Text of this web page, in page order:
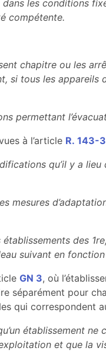
dans les conditions
compétente.
chapitre ou les
si tous les appareils
permettant
à l’article R. 143-
qu’il y a
mesures
des
suivant en
GN 3, où
séparément pour
qui correspondent
établissement
et que la